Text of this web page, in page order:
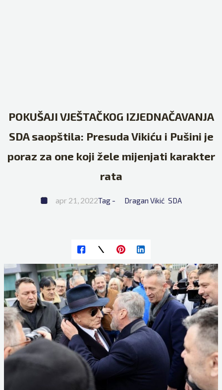
POKUŠAJI VJEŠTAČKOG IZJEDNAČAVANJA
SDA saopštila: Presuda Vikiću i Pušini je
poraz za one koji žele mijenjati karakter
rata
apr 21, 2022Tag - Dragan Vikić SDA